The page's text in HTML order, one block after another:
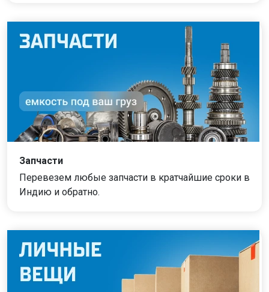
Запчасти
Перевезем любые запчасти в кратчайшие сроки в
Индию и обратно.